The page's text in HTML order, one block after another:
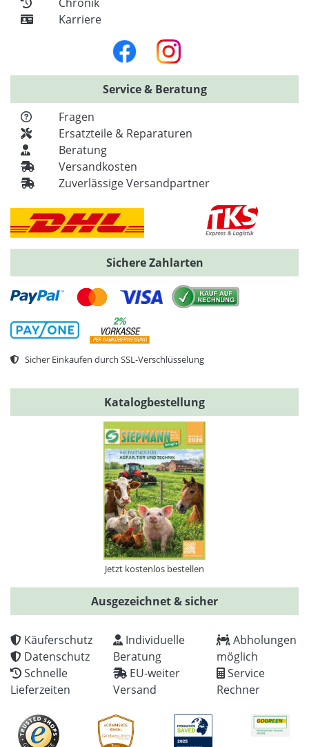
Karriere
Service & Beratung
Fragen
Ersatzteile & Reparaturen
Beratung
Versandkosten
Zuverlässige Versandpartner
Sichere Zahlarten
Sicher Einkaufen durch SSL-Verschlüsselung
Katalogbestellung
Jetzt kostenlos bestellen
Ausgezeichnet & sicher
Käuferschutz
Datenschutz
Schnelle
Lieferzeiten
Individuelle
Beratung
EU-weiter
Versand
Abholungen
möglich
Service
Rechner